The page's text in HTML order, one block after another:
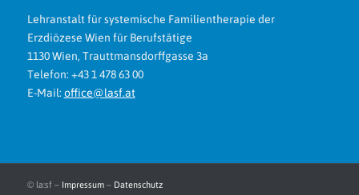
Lehranstalt für systemische Familientherapie der
Erzdiözese Wien für Berufstätige
1130 Wien, Trauttmansdorffgasse 3a
Telefon: +43 1 478 63 00
E-Mail: office@lasf.at
© la:sf – Impressum– Datenschutz